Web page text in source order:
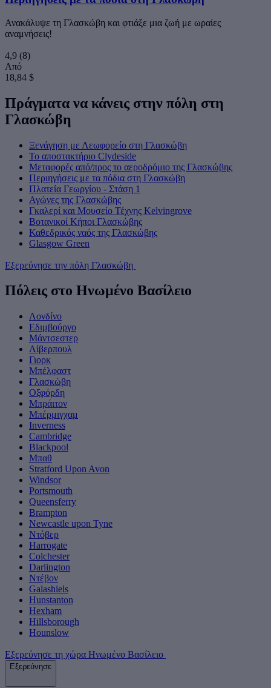
Ανακάλυψε τη Γλασκώβη και φτιάξε μια ζωή με ωραίες
αναμνήσεις!
4,9 (8)
Από
18,84 $
Πράγματα να κάνεις στην πόλη στη
Γλασκώβη
Ξενάγηση με Λεωφορείο στη Γλασκώβη
Το αποστακτήριο Clydeside
Μεταφορές από/προς το αεροδρόμιο της Γλασκώβης
Περιηγήσεις με τα πόδια στη Γλασκώβη
Πλατεία Γεωργίου - Στάση 1
Αγώνες της Γλασκώβης
Γκαλερί και Μουσείο Τέχνης Kelvingrove
Βοτανικοί Κήποι Γλασκώβης
Καθεδρικός ναός της Γλασκώβης
Glasgow Green
Εξερεύνησε την πόλη Γλασκώβη
Πόλεις στο Ηνωμένο Βασίλειο
Λονδίνο
Εδιμβούργο
Μάντσεστερ
Λίβερπουλ
Γιορκ
Μπέλφαστ
Γλασκώβη
Οξφόρδη
Μπράιτον
Μπέρμιγχαμ
Inverness
Cambridge
Blackpool
Μπαθ
Stratford Upon Avon
Windsor
Portsmouth
Queensferry
Brampton
Newcastle upon Tyne
Ντόβερ
Harrogate
Colchester
Darlington
Ντέβον
Galashiels
Hunstanton
Hexham
Hillsborough
Hounslow
Εξερεύνησε τη χώρα Ηνωμένο Βασίλειο
Εξερεύνησε